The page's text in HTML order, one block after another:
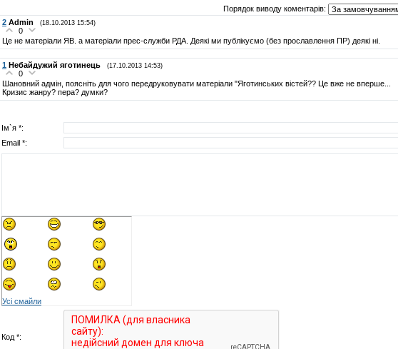
Порядок виводу коментарів:
2 Admin (18.10.2013 15:54)
0
Це не матеріали ЯВ. а матеріали прес-служби РДА. Деякі ми публікуємо (без прославлення ПР) деякі ні.
1 Небайдужий яготинець (17.10.2013 14:53)
0
Шановний адмін, поясніть для чого передруковувати матеріали "Яготинських вістей?? Це вже не вперше...
Кризис жанру? пера? думки?
Ім`я *:
Email *:
Усі смайли
Код *: